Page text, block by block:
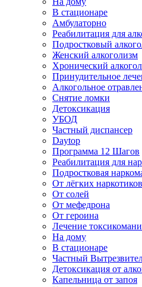
В стационаре
Амбулаторно
Реабилитация для
Подростковый
Женский алкоголизм
Хронический
Принудительное
Алкогольное
Снятие ломки
Детоксикация
УБОД
Частный диспансер
Daytop
Программа 12 Шагов
Реабилитация для
Подростковая
От лёгких наркотиков
От солей
От мефедрона
От героина
Лечение
На дому
В стационаре
Частный
Детоксикация от
Капельница от запоя